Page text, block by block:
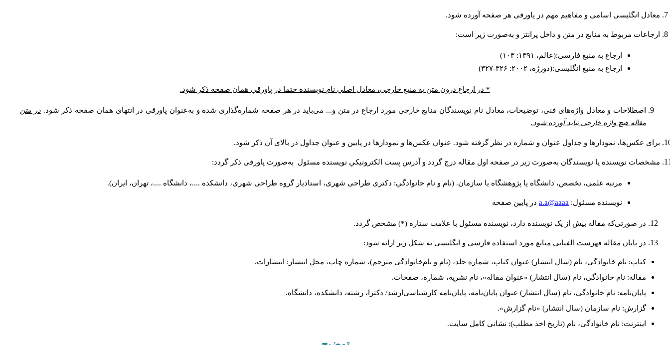
معادل انگلیسی اسامی و مفاهیم مهم در پاورقی هر صفحه آورده شود.
ارجاعات مربوط به منابع در متن و داخل پرانتز و به‌صورت زیر است:
ارجاع به منبع فارسی:(عالم، ۱۳۹۱: ۱۰۳)
ارجاع به منبع انگلیسی:(دورژه، ۲۰۰۲: ۳۲۶-۳۲۷)
* در ارجاع درون متن به منبع خارجی، معادل اصلیِ نام نویسنده حتما در پاورقیِ همان صفحه ذکر شود.
اصطلاحات و معادل واژه‌های فنی، توضیحات، معادل نام نویسندگان منابع خارجی مورد ارجاع در متن و... می‌باید در هر صفحه شماره‌گذاری شده و به‌عنوان پاورقی در انتهای همان صفحه ذکر شود. در متن
مقاله هیچ واژه خارجی نباید آورده شود.
برای عکس‌ها، نمودارها و جداول عنوان و شماره در نظر گرفته شود. عنوان عکس‌ها و نمودارها در پایین و عنوان جداول در بالای آن ذکر شود.
مشخصات نویسنده یا نویسندگان به‌صورت زیر در صفحه اول مقاله درج گردد و آدرس پست الكترونيكي نويسنده مسئول به‌صورت پاورقی ذکر گردد:
مرتبه علمی، تخصص، دانشگاه یا پژوهشگاه یا سازمان. (نام و نام خانوادگي: دکتری طراحی شهری، استادیار گروه طراحی شهری، دانشکده ....، دانشگاه ....، تهران، ایران).
نويسنده مسئول: a.a@aaaa در پايين صفحه
در صورتی‌که مقاله بیش از یک نویسنده دارد، نویسنده مسئول با علامت ستاره (*) مشخص گردد.
در پایان مقاله فهرست الفبایی منابع مورد استفاده فارسی و انگلیسی به شکل زیر ارائه شود:
کتاب: نام خانوادگی، نام (سال انتشار) عنوان کتاب، شماره جلد، (نام و نام‌خانوادگی مترجم)، شماره چاپ، محل انتشار: انتشارات.
مقاله: نام خانوادگی، نام (سال انتشار) «عنوان مقاله»، نام نشریه، شماره، صفحات.
پایان‌نامه: نام خانوادگی، نام (سال انتشار) عنوان پایان‌نامه، پایان‌نامه کارشناسی‌ارشد/ دکترا، رشته، دانشکده، دانشگاه.
گزارش: نام سازمان (سال انتشار) «نام گزارش».
اینترنت: نام خانوادگی، نام (تاریخ اخذ مطلب): نشانی کامل سایت.